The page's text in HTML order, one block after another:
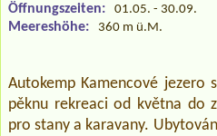
Öffnungszeiten: 01.05. - 30.09.
Meereshöhe: 360 m ü.M.
Autokemp Kamencové jezero
pěknu rekreaci od května do
pro stany a karavany.